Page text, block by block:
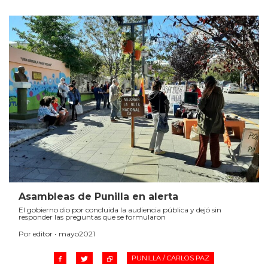
Asambleas de Punilla en alerta
El gobierno dio por concluida la audiencia pública y dejó sin
responder las preguntas que se formularon
Por editor • mayo2021
PUNILLA / CARLOS PAZ